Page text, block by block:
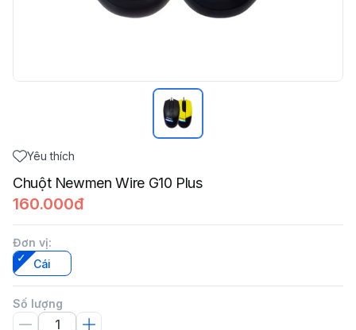
Yêu thích
Chuột Newmen Wire G10 Plus
160.000đ
Đơn vị:
Cái
Số lượng